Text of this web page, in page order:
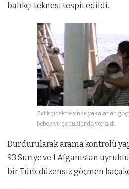
balıkçı teknesi tespit edildi.
Balıkçı teknesinde yakalanan
bebek ve çocuklar da yer aldı.
Durdurularak arama kontrolü
93 Suriye ve 1 Afganistan
bir Türk düzensiz göçmen